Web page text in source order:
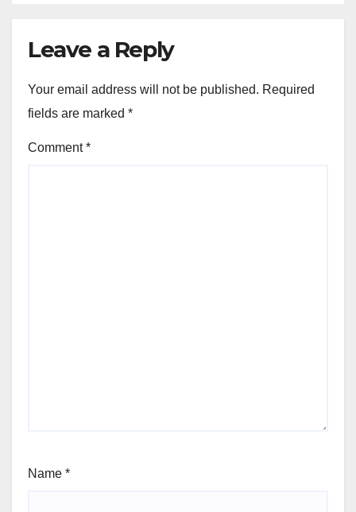
Leave a Reply
Your email address will not be published. Required
fields are marked *
Comment*
Name *